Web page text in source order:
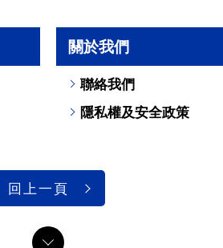
關於我們
聯絡我們
隱私權及安全政策
回上一頁